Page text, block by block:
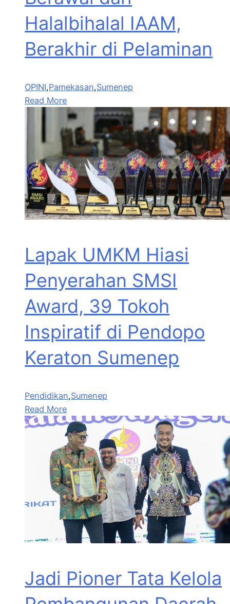
Halalbihalal IAAM,
Berakhir di Pelaminan
OPINI,Pamekasan,Sumenep
Read More
Lapak UMKM Hiasi
Penyerahan SMSI
Award, 39 Tokoh
Inspiratif di Pendopo
Keraton Sumenep
Pendidikan,Sumenep
Read More
Jadi Pioner Tata Kelola